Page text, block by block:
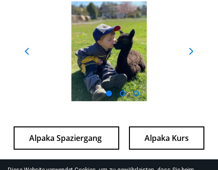
Alpaka Spaziergang Alpaka Kurs